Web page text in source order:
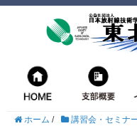
ホーム / 講習会・セミナ